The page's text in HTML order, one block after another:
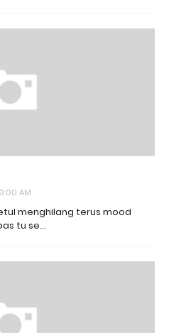
AM
menghilang terus mood
tu se…